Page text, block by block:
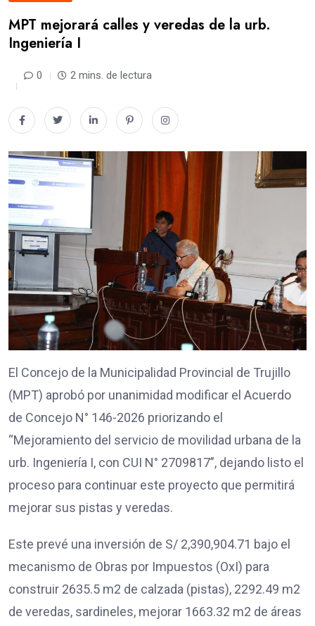
MPT mejorará calles y veredas de la urb.
Ingeniería I
0 2 mins. de lectura
El Concejo de la Municipalidad Provincial de Trujillo
(MPT) aprobó por unanimidad modificar el Acuerdo
de Concejo N° 146-2026 priorizando el
“Mejoramiento del servicio de movilidad urbana de la
urb. Ingeniería I, con CUI N° 2709817”, dejando listo el
proceso para continuar este proyecto que permitirá
mejorar sus pistas y veredas.
Este prevé una inversión de S/ 2,390,904.71 bajo el
mecanismo de Obras por Impuestos (OxI) para
construir 2635.5 m2 de calzada (pistas), 2292.49 m2
de veredas, sardineles, mejorar 1663.32 m2 de áreas